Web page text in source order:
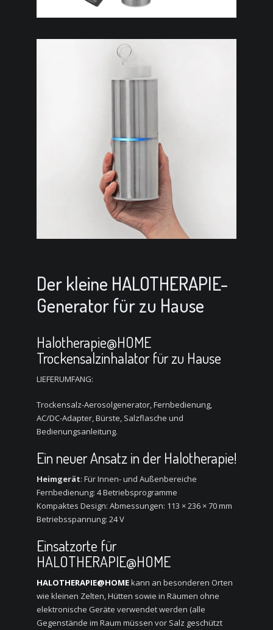
Der kleine HALOTHERAPIE-
Generator für zu Hause
Halotherapie@HOME
Trockensalzinhalator für zu Hause
LIEFERUMFANG:
Trockensalz-Aerosolgenerator, Fernbedienung,
AC/DC-Adapter, Bürste, Salzflasche und
Bedienungsanleitung.
Ein neuer Ansatz in der Halotherapie!
Heimgerät: Für Innen- und Außenbereiche
Fernbedienung: 4 Betriebsprogramme
Kompaktes Design: Abmessungen: 113 × 236 × 70 mm
Betriebsspannung: 24 V
Einsatzorte für
HALOTHERAPIE@HOME
HALOTHERAPIE@HOMEkann an besonderen Orten
wie kleinen Zelten, Hütten sowie in Räumen ohne
elektronische Geräte verwendet werden (alle
Gegenstände im Raum müssen vor Salz geschützt